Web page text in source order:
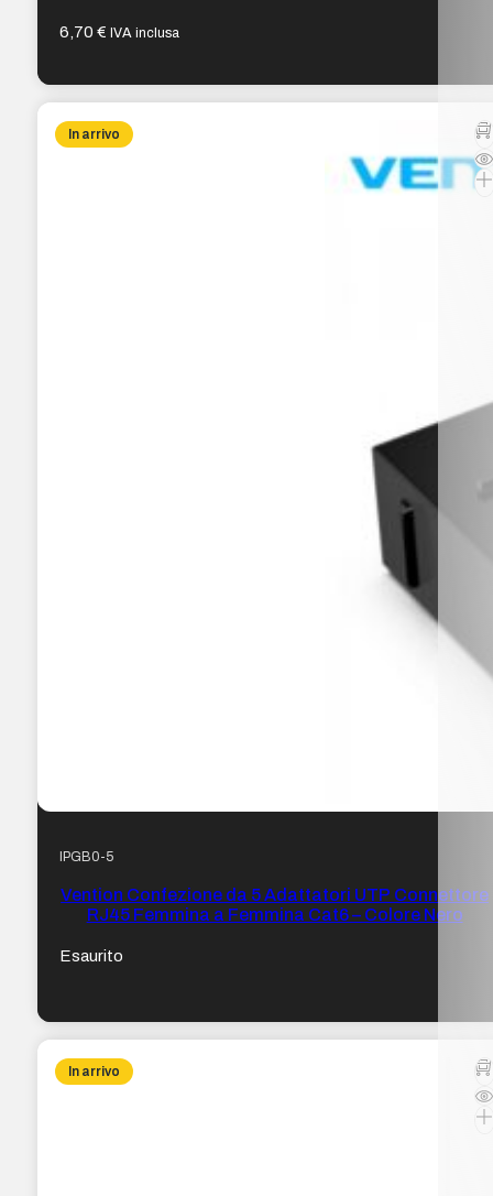
6,70€ IVA inclusa
In arrivo
IPGB0-5
Vention Confezione da 5 Adattatori UTP Connettore
RJ45 Femmina a Femmina Cat6 – Colore Nero
Esaurito
In arrivo